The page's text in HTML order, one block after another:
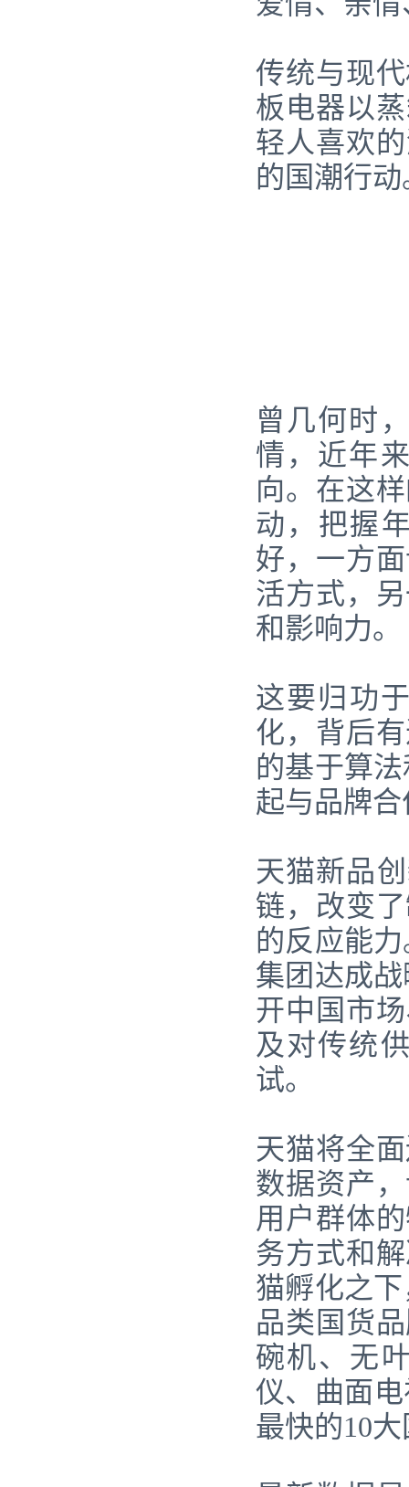
传统与现
板电器以
轻人喜欢
的国潮行动
曾几何时
情，近年
向。在这
动，把握
好，一方
活方式，
和影响力。
这要归功
化，背后
的基于算
起与品牌
天猫新品
链，改变
的反应能
集团达成
开中国市
及对传统
试。
天猫将全
数据资产
用户群体
务方式和
猫孵化之
品类国货
碗机、无
仪、曲面
最快的10